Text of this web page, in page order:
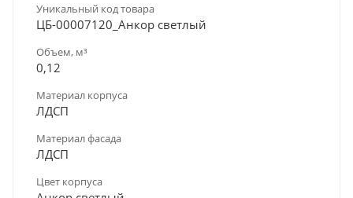
Уникальный код товара
ЦБ-00007120_Анкор светлый
Объем, м³
0,12
Материал корпуса
ЛДСП
Материал фасада
ЛДСП
Цвет корпуса